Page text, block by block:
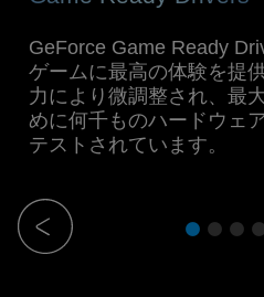
GeForce Game Ready
ゲームに最高の体験を提
力により微調整され、最
めに何千ものハードウェ
テストされています。